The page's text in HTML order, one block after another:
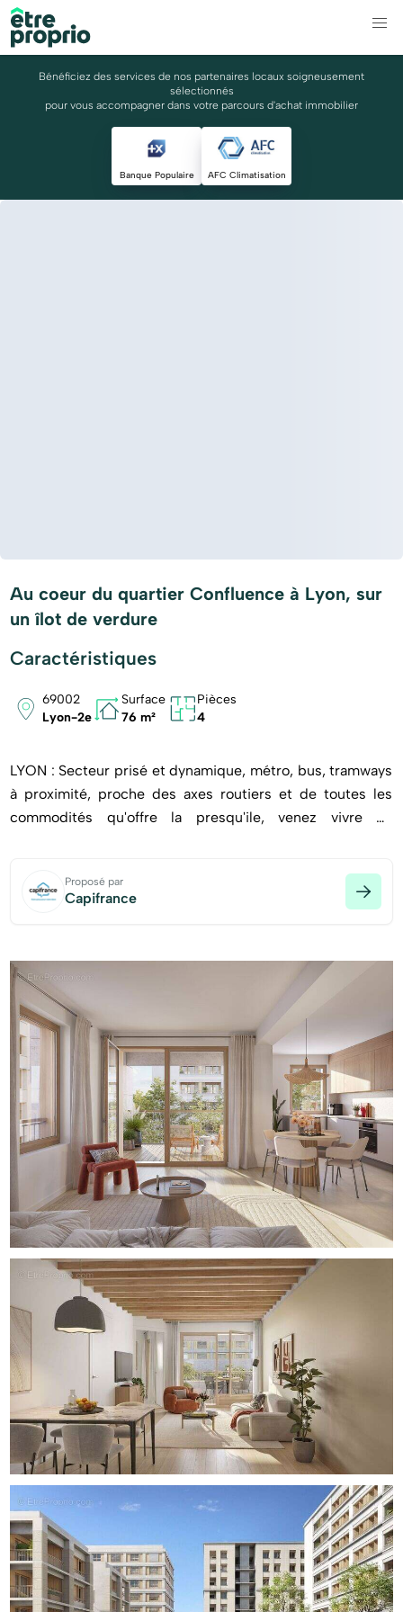
Bénéficiez des services de nos partenaires locaux soigneusement
sélectionnés
pour vous accompagner dans votre parcours d'achat immobilier
Banque Populaire AFC Climatisation
Au coeur du quartier Confluence à Lyon, sur
un îlot de verdure
Caractéristiques
69002
Lyon-2e
Surface
76 m²
Pièces
4
LYON : Secteur prisé et dynamique, métro, bus, tramways
à proximité, proche des axes routiers et de toutes les
commodités qu'offre la presqu'ile, venez vivre ou
Je vous propose cet appartement T4 de 76.29m²m² aux
Côté jour, vous disposez d'une pièce de vie, un pas suffit
pour accéder à la loggia privative : espace extérieur
bienvenu à la fois intimiste et convivial, exposé au Sud.
Le coin nuit se compose de 2 chambres, d'une salle de
bain et d'un wc séparé.
Nombreux rangements.
Fonctionnel, lumineux, agréable et bien placé, tout est
prévu pour votre confort au quotidien.
Ce bien vous intéresse? N'hésitez pas à me contacter, je
me ferais un plaisir de vous renseigner.
Capi + : Plans sur demande.
Capi info : résidence sécurisée, contrôle d'accès avec
renvoi sur téléphone portable
Des prestations sélectionnés avec soin :
Parquet contrecollé dans les chambres et séjour
Carrelage 60x60 ou 30x60 dans les cuisines et pièces
d'eau
WC suspendu
Meuble simple ou double vasque (selon plan)
Sèche serviettes
Production d'ECS et de chauffage par réseau Chaleur
Urbain
Menuiserie extérieures bois, double vitrage
Possibilité Brasseur d' Air
Proposé par
Capifrance